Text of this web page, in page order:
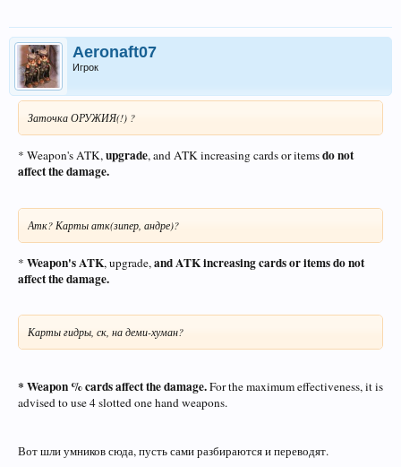
Aeronaft07
Игрок
Заточка ОРУЖИЯ(!) ?
* Weapon's ATK,upgrade, and ATK increasing cards or itemsdo not
affect the damage.
Атк? Карты атк(зипер, андре)?
* Weapon's ATK, upgrade,and ATK increasing cardsor items do not
affect the damage.
Карты гидры, ск, на деми-хуман?
* Weapon % cards affect the damage.For the maximum effectiveness, it is
advised to use 4 slotted one hand weapons.
Вот шли умников сюда, пусть сами разбираются и переводят.